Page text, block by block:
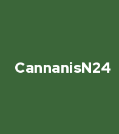
CannanisN24